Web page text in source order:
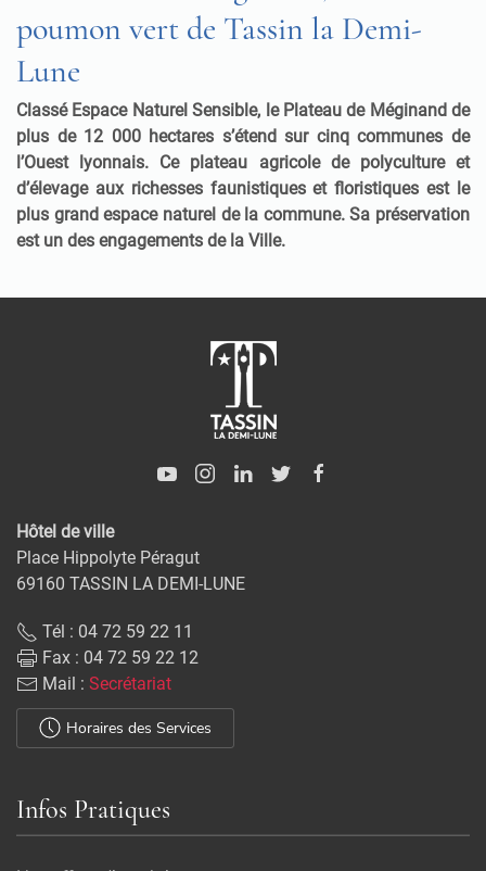
poumon vert de Tassin la Demi-
Lune
Classé Espace Naturel Sensible, le Plateau de Méginand de
plus de 12 000 hectares s’étend sur cinq communes de
l’Ouest lyonnais. Ce plateau agricole de polyculture et
d’élevage aux richesses faunistiques et floristiques est le
plus grand espace naturel de la commune. Sa préservation
est un des engagements de la Ville.
Hôtel de ville
Place Hippolyte Péragut
69160 TASSIN LA DEMI-LUNE
Tél : 04 72 59 22 11
Fax : 04 72 59 22 12
Mail : Secrétariat
Horaires des Services
Infos Pratiques